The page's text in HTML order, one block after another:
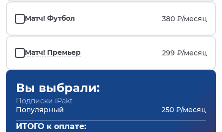
Матч! Футбол 380 ₽/месяц
Матч! Премьер 299 ₽/месяц
Вы выбрали:
Подписки iPakt
Популярный
250 ₽/месяц
ИТОГО к оплате: